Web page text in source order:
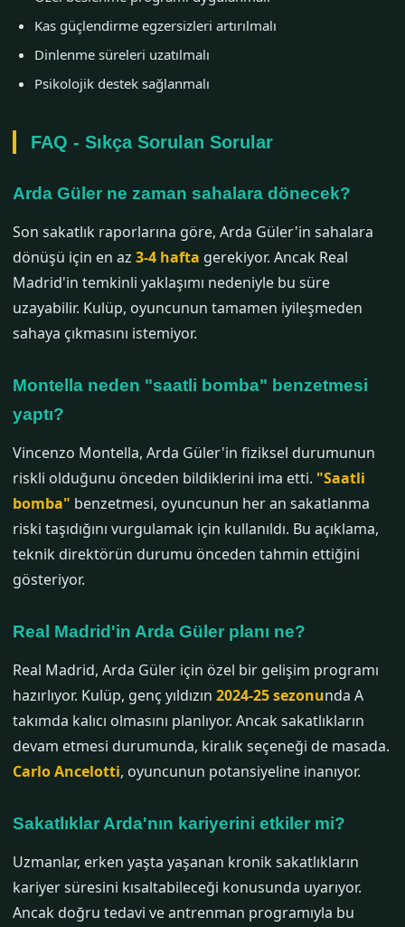
Kas güçlendirme egzersizleri artırılmalı
Dinlenme süreleri uzatılmalı
Psikolojik destek sağlanmalı
FAQ - Sıkça Sorulan Sorular
Arda Güler ne zaman sahalara dönecek?
Son sakatlık raporlarına göre, Arda Güler'in sahalara
dönüşü için en az 3-4 hafta gerekiyor. Ancak Real
Madrid'in temkinli yaklaşımı nedeniyle bu süre
uzayabilir. Kulüp, oyuncunun tamamen iyileşmeden
sahaya çıkmasını istemiyor.
Montella neden "saatli bomba" benzetmesi
yaptı?
Vincenzo Montella, Arda Güler'in fiziksel durumunun
riskli olduğunu önceden bildiklerini ima etti. "Saatli
bomba" benzetmesi, oyuncunun her an sakatlanma
riski taşıdığını vurgulamak için kullanıldı. Bu açıklama,
teknik direktörün durumu önceden tahmin ettiğini
gösteriyor.
Real Madrid'in Arda Güler planı ne?
Real Madrid, Arda Güler için özel bir gelişim programı
hazırlıyor. Kulüp, genç yıldızın 2024-25 sezonunda A
takımda kalıcı olmasını planlıyor. Ancak sakatlıkların
devam etmesi durumunda, kiralık seçeneği de masada.
Carlo Ancelotti, oyuncunun potansiyeline inanıyor.
Sakatlıklar Arda'nın kariyerini etkiler mi?
Uzmanlar, erken yaşta yaşanan kronik sakatlıkların
kariyer süresini kısaltabileceği konusunda uyarıyor.
Ancak doğru tedavi ve antrenman programıyla bu